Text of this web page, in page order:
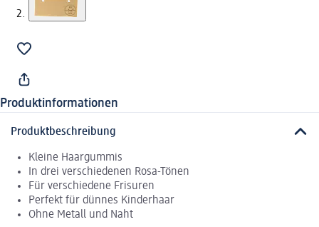
Produktinformationen
Produktbeschreibung
Kleine Haargummis
In drei verschiedenen Rosa-Tönen
Für verschiedene Frisuren
Perfekt für dünnes Kinderhaar
Ohne Metall und Naht